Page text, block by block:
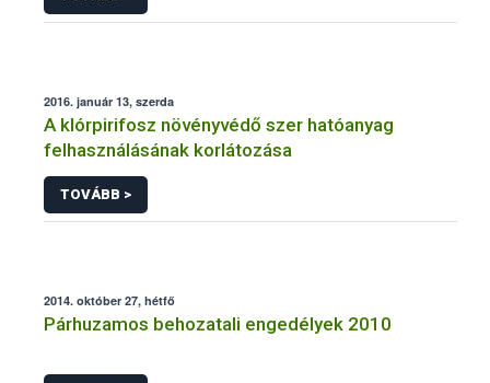
2016. január 13, szerda
A klórpirifosz növényvédő szer hatóanyag
felhasználásának korlátozása
TOVÁBB >
2014. október 27, hétfő
Párhuzamos behozatali engedélyek 2010